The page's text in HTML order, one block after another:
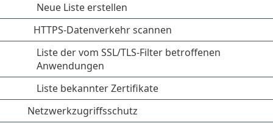
Neue Liste erstellen
HTTPS-Datenverkehr scannen
Liste der vom SSL/TLS-Filter betroffenen
Anwendungen
Liste bekannter Zertifikate
Netzwerkzugriffsschutz